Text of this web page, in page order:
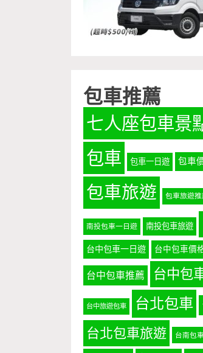
包車推薦
七人座包車景
包車 包車一日遊 包車
包車旅遊 包車旅遊
南投包車一日遊 南投包車旅遊
台中包車一日遊 台中包車價
台中包車推薦 台中包
台中旅遊包車 台北包車
台北包車旅遊 台南包